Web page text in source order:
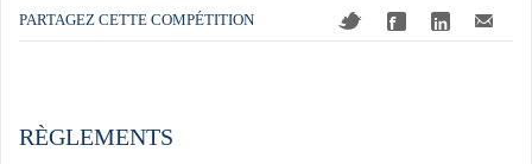
PARTAGEZ CETTE COMPÉTITION
RÈGLEMENTS